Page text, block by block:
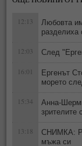
12:13
Любовта
разделиха
12:03 След
16:01
Ергенът
морето
15:34
Анна-
зрителите
13:18
СНИМКА:
мъжа си